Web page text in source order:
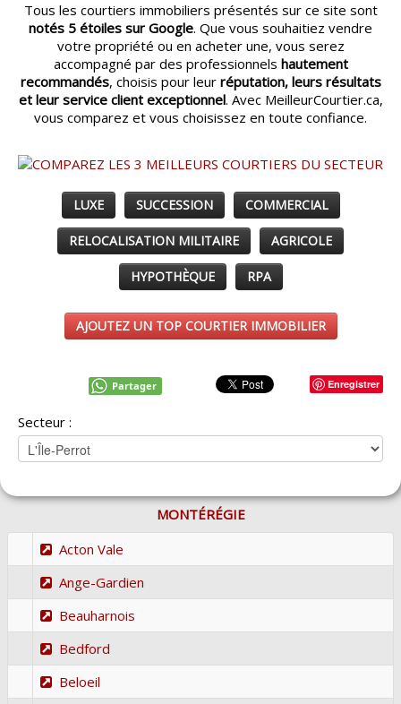
CATÉGORIES▼
ACHETEUR / VENDEUR▼
ENTREPRENEURS▼
ESPACE COURTIER ▼
Tous les courtiers immobiliers présentés sur ce site sont
notés 5 étoiles sur Google. Que vous souhaitiez vendre
votre propriété ou en acheter une, vous serez
accompagné par des professionnels hautement
recommandés, choisis pour leur réputation, leurs résultats
et leur service client exceptionnel. Avec MeilleurCourtier.ca,
vous comparez et vous choisissez en toute confiance.
LUXE SUCCESSION COMMERCIAL
RELOCALISATION MILITAIRE AGRICOLE
HYPOTHÈQUE RPA
AJOUTEZ UN TOP COURTIER IMMOBILIER
Enregistrer
Partager
Secteur :
MONTÉRÉGIE
Acton Vale
Ange-Gardien
Beauharnois
Bedford
Beloeil